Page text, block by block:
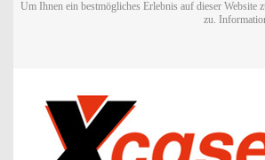
Um Ihnen ein bestmögliches Erlebnis auf dieser
zu.